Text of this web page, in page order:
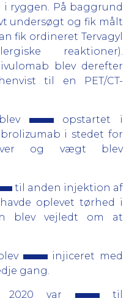
ryggen. På baggrund
undersøgt og fik målt
fik ordineret Tervagyl
reaktioner).
blev derefter
til en PET/CT-
opstartet i
i stedet for
og vægt blev
til anden injektion af
oplevet tørhed i
blev vejledt om at
injiceret med
gang.
2020 var
til